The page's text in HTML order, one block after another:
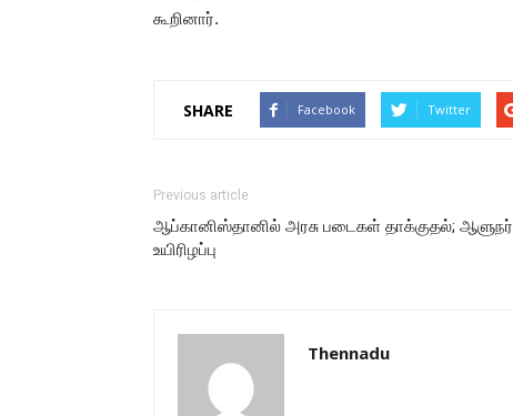
கூறினார்.
SHARE Facebook Twitter
Previous article
ஆப்கானிஸ்தானில் அரசு படைகள் தாக்குதல்; ஆளுநர்
உயிரிழப்பு
Thennadu